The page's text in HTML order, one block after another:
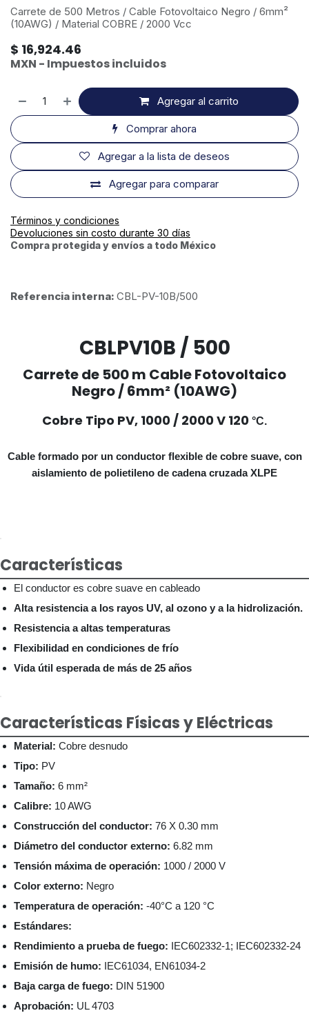
Carrete de 500 Metros / Cable Fotovoltaico Negro / 6mm²
(10AWG) / Material COBRE / 2000 Vcc
$ 16,924.46
MXN - Impuestos incluidos
Agregar al carrito
Comprar ahora
Agregar para comparar
Agregar a la lista de deseos
Términos y condiciones
Devoluciones sin costo durante 30 días
Compra protegida y envíos a todo México
Referencia interna: CBL-PV-10B/500
CBLPV10B / 500
Carrete de 500 m Cable Fotovoltaico
Negro / 6mm² (10AWG)
Cobre Tipo PV, 1000 / 2000 V 120 °C.
Cable formado por un conductor flexible de cobre suave, con
aislamiento de polietileno de cadena cruzada XLPE
Características
El conductor es cobre suave en cableado
Alta resistencia a los rayos UV, al ozono y a la hidrolización.
Resistencia a altas temperaturas
Flexibilidad en condiciones de frío
Vida útil esperada de más de 25 años
Características Físicas y Eléctricas
Material: Cobre desnudo
Tipo: PV
Tamaño: 6 mm²
Calibre: 10 AWG
Construcción del conductor: 76 X 0.30 mm
Diámetro del conductor externo: 6.82 mm
Tensión máxima de operación: 1000 / 2000 V
Color externo: Negro
Temperatura de operación: -40°C a 120 °C
Estándares:
Rendimiento a prueba de fuego: IEC602332-1; IEC602332-24
Emisión de humo: IEC61034, EN61034-2
Baja carga de fuego: DIN 51900
Aprobación: UL 4703